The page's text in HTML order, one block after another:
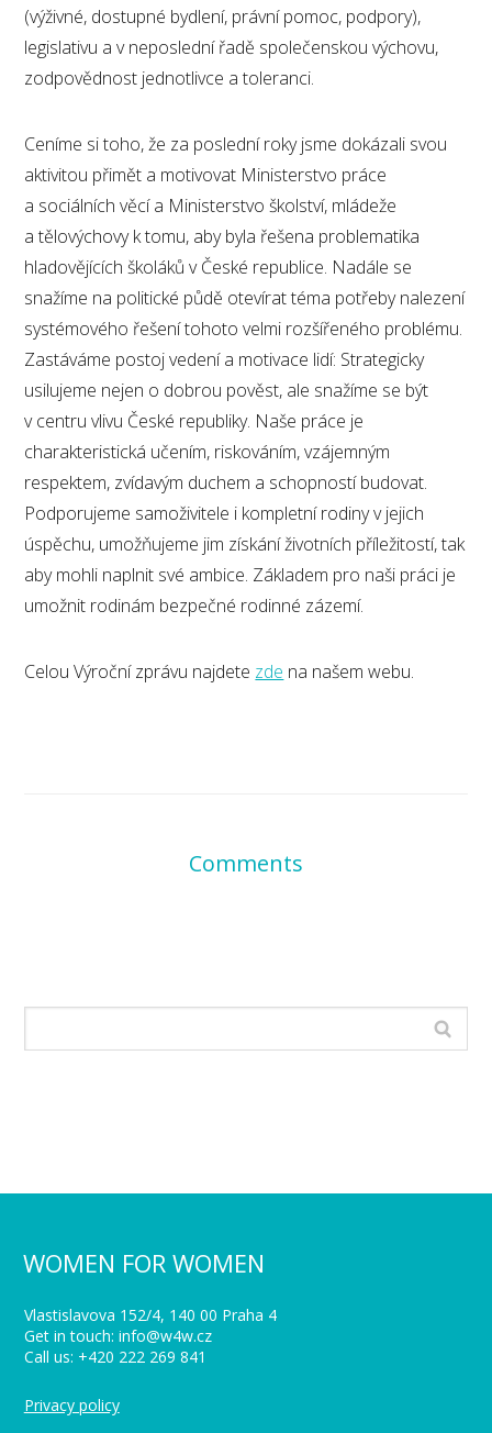
(výživné, dostupné bydlení, právní pomoc, podpory),
legislativu a v neposlední řadě společenskou výchovu,
zodpovědnost jednotlivce a toleranci.
Ceníme si toho, že za poslední roky jsme dokázali svou
aktivitou přimět a motivovat Ministerstvo práce
a sociálních věcí a Ministerstvo školství, mládeže
a tělovýchovy k tomu, aby byla řešena problematika
hladovějících školáků v České republice. Nadále se
snažíme na politické půdě otevírat téma potřeby nalezení
systémového řešení tohoto velmi rozšířeného problému.
Zastáváme postoj vedení a motivace lidí: Strategicky
usilujeme nejen o dobrou pověst, ale snažíme se být
v centru vlivu České republiky. Naše práce je
charakteristická učením, riskováním, vzájemným
respektem, zvídavým duchem a schopností budovat.
Podporujeme samoživitele i kompletní rodiny v jejich
úspěchu, umožňujeme jim získání životních příležitostí, tak
aby mohli naplnit své ambice. Základem pro naši práci je
umožnit rodinám bezpečné rodinné zázemí.
Celou Výroční zprávu najdete zde na našem webu.
Comments
WOMEN FOR WOMEN
Vlastislavova 152/4, 140 00 Praha 4
Get in touch: info@w4w.cz
Call us: +420 222 269 841
Privacy policy